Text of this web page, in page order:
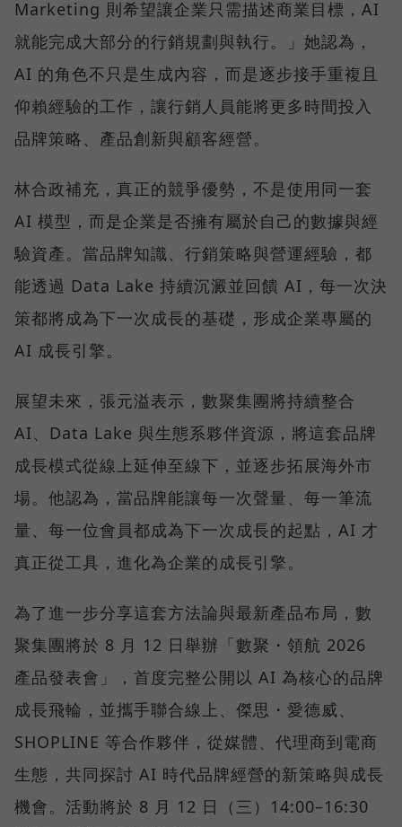
Marketing 則希望讓企業只需描述商業目標，AI
就能完成大部分的行銷規劃與執行。」她認為，
AI 的角色不只是生成內容，而是逐步接手重複且
仰賴經驗的工作，讓行銷人員能將更多時間投入
品牌策略、產品創新與顧客經營。
林合政補充，真正的競爭優勢，不是使用同一套
AI 模型，而是企業是否擁有屬於自己的數據與經
驗資產。當品牌知識、行銷策略與營運經驗，都
能透過 Data Lake 持續沉澱並回饋 AI，每一次決
策都將成為下一次成長的基礎，形成企業專屬的
AI 成長引擎。
展望未來，張元溢表示，數聚集團將持續整合
AI、Data Lake 與生態系夥伴資源，將這套品牌
成長模式從線上延伸至線下，並逐步拓展海外市
場。他認為，當品牌能讓每一次聲量、每一筆流
量、每一位會員都成為下一次成長的起點，AI 才
真正從工具，進化為企業的成長引擎。
為了進一步分享這套方法論與最新產品布局，數
聚集團將於 8 月 12 日舉辦「數聚・領航 2026
產品發表會」，首度完整公開以 AI 為核心的品牌
成長飛輪，並攜手聯合線上、傑思・愛德威、
SHOPLINE 等合作夥伴，從媒體、代理商到電商
生態，共同探討 AI 時代品牌經營的新策略與成長
機會。活動將於 8 月 12 日（三）14:00–16:30